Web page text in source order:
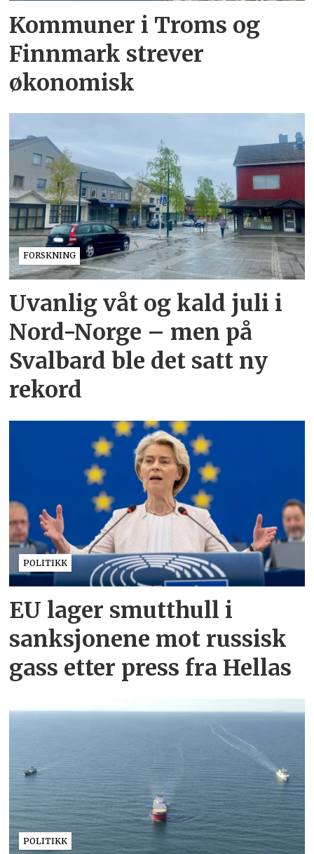
Kommuner i Troms og
Finnmark strever
økonomisk
FORSKNING
Uvanlig våt og kald juli i
Nord-Norge – men på
Svalbard ble det satt ny
rekord
POLITIKK
EU lager smutthull i
sanksjonene mot russisk
gass etter press fra Hellas
POLITIKK